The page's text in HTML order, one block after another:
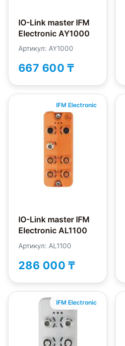
IO-Link master IFM
Electronic AY1000
Артикул: AY1000
667 600 ₸
IFM Electronic
IO-Link master IFM
Electronic AL1100
Артикул: AL1100
286 000 ₸
IFM Electronic